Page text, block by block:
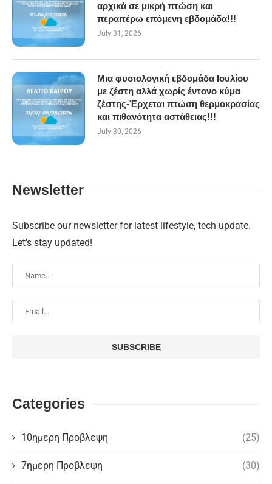
αρχικά σε μικρή πτώση και
περαιτέρω επόμενη εβδομάδα!!!
July 31, 2026
Μια φυσιολογική εβδομάδα Ιουλίου
με ζέστη αλλά χωρίς έντονο κύμα
ζέστης-Έρχεται πτώση θερμοκρασίας
και πιθανότητα αστάθειας!!!
July 30, 2026
Newsletter
Subscribe our newsletter for latest lifestyle, tech update.
Let's stay updated!
Categories
10ημερη Προβλεψη (25)
7ημερη Προβλεψη (30)